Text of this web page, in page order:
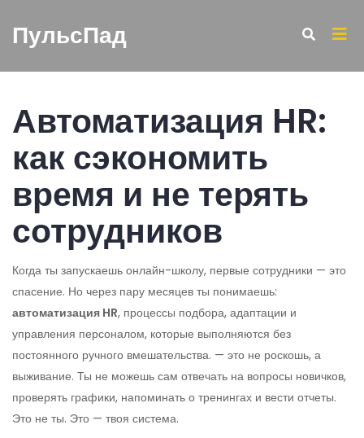
ПульсПад
Автоматизация HR:
как сэкономить
время и не терять
сотрудников
Когда ты запускаешь онлайн-школу, первые сотрудники — это
спасение. Но через пару месяцев ты понимаешь:
автоматизация HR, процессы подбора, адаптации и
управления персоналом, которые выполняются без
постоянного ручного вмешательства. — это не роскошь, а
выживание. Ты не можешь сам отвечать на вопросы новичков,
проверять графики, напоминать о тренингах и вести отчеты.
Это не ты. Это — твоя система.